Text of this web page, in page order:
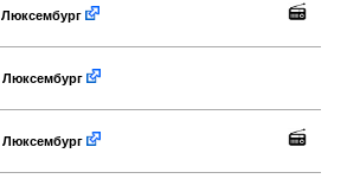
Люксембург
Люксембург
Люксембург